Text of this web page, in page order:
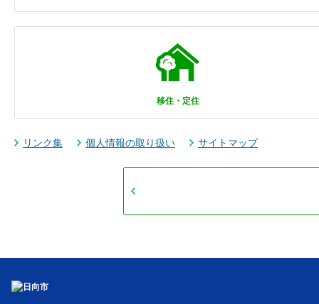
移住・定住
リンク集 個人情報の取り扱い サイトマップ